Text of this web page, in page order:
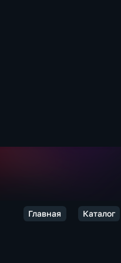
Главная Каталог